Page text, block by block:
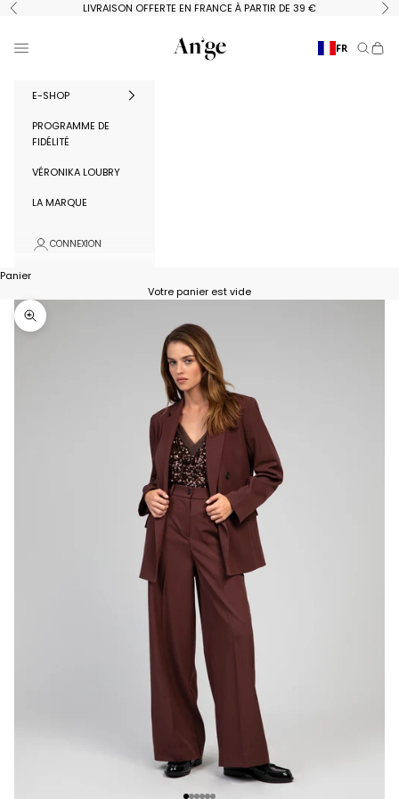
Passer au contenu
Précédent LIVRAISON OFFERTE EN FRANCE À PARTIR DE 39 €
Ange Paris
Menu FR
E-SHOP
PROGRAMME DE
FIDÉLITÉ
VÉRONIKA LOUBRY
LA MARQUE
CONNEXION
Panier
Votre panier est vide
Zoomer sur l'image